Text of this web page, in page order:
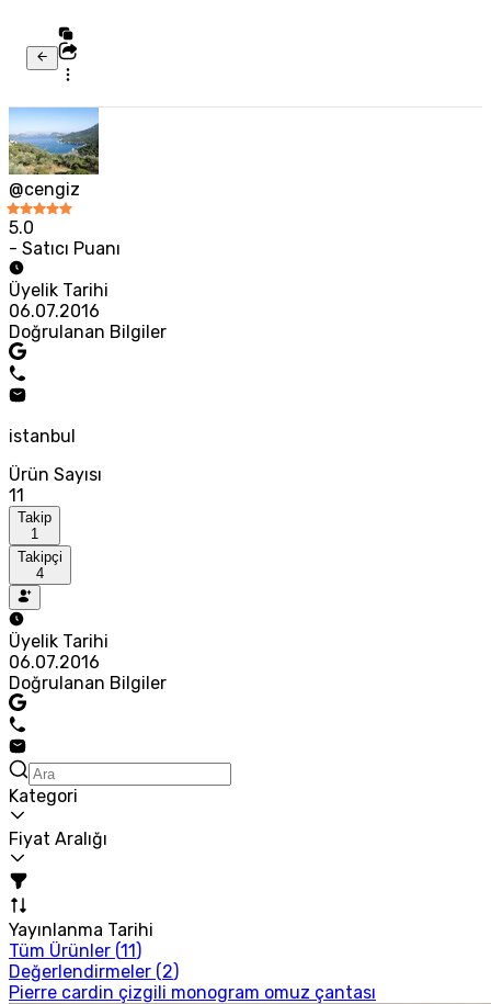
@cengiz
5.0
- Satıcı Puanı
Üyelik Tarihi
06.07.2016
Doğrulanan Bilgiler
istanbul
Ürün Sayısı
11
Takip
1
Takipçi
4
Üyelik Tarihi
06.07.2016
Doğrulanan Bilgiler
Kategori
Fiyat Aralığı
Yayınlanma Tarihi
Tüm Ürünler (11)
Değerlendirmeler (2)
Pierre cardin çizgili monogram omuz çantası